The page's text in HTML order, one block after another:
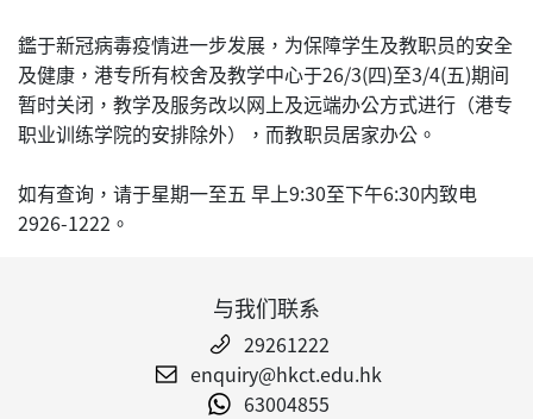
鑑于新冠病毒疫情进一步发展，为保障学生及教职员的安全
及健康，港专所有校舍及教学中心于26/3(四)至3/4(五)期间
暂时关闭，教学及服务改以网上及远端办公方式进行（港专
职业训练学院的安排除外），而教职员居家办公。
如有查询，请于星期一至五 早上9:30至下午6:30内致电
2926-1222。
与我们联系
29261222
enquiry@hkct.edu.hk
63004855